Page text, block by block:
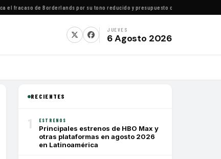
de Borderlands por su tono reducido y presupuesto conservador
JUEVES
6 Agosto 2026
RECIENTES
1 ESTRENOS
Principales estrenos de HBO Max y
otras plataformas en agosto 2026
en Latinoamérica